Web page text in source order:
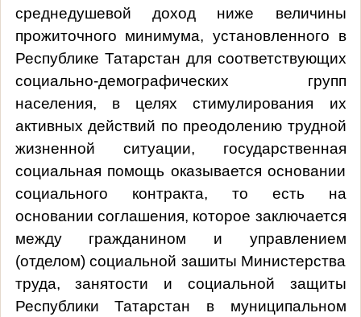
среднедушевой доход ниже величины
прожиточного минимума, установленного в
Республике Татарстан для соответствующих
социально-демографических групп
населения, в целях стимулирования их
активных действий по преодолению трудной
жизненной ситуации, государственная
социальная помощь оказывается основании
социального контракта, то есть на
основании соглашения, которое заключается
между гражданином и управлением
(отделом) социальной зашиты Министерства
труда, занятости и социальной защиты
Республики Татарстан в муниципальном